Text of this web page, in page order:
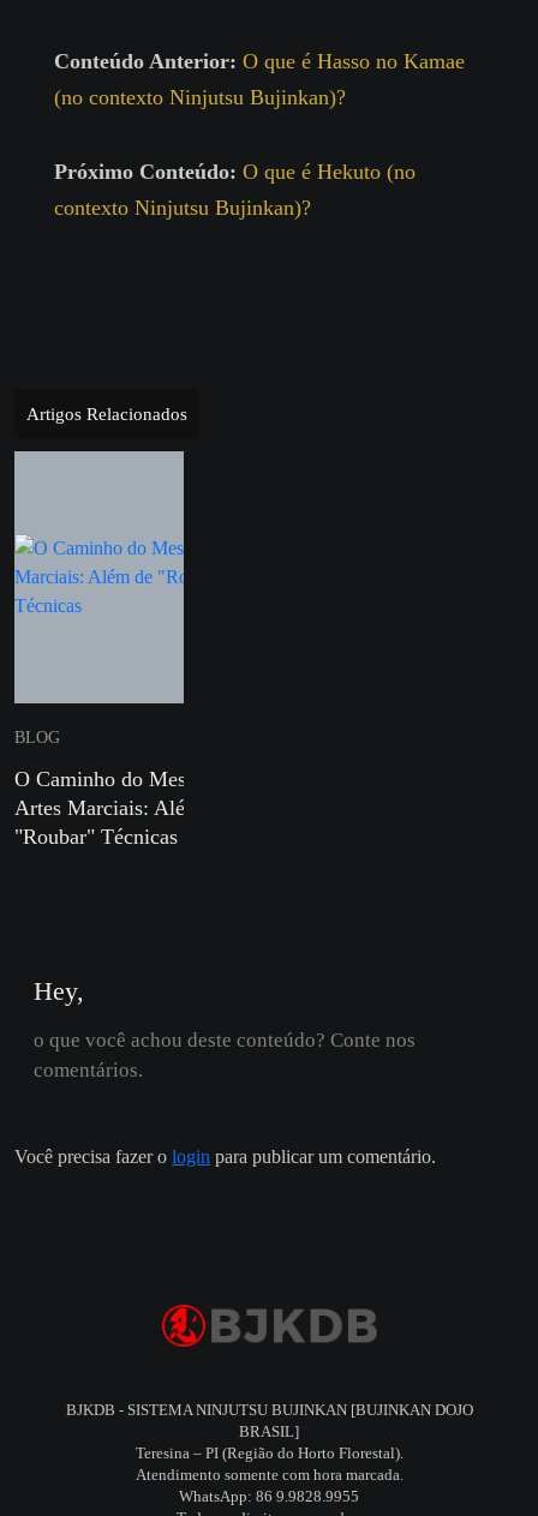
Conteúdo Anterior: O que é Hasso no Kamae
(no contexto Ninjutsu Bujinkan)?
Próximo Conteúdo: O que é Hekuto (no
contexto Ninjutsu Bujinkan)?
Artigos Relacionados
BLOG
O Caminho do Mestre em
Artes Marciais: Além de
"Roubar" Técnicas
Hey,
o que você achou deste conteúdo? Conte nos
comentários.
Você precisa fazer o login para publicar um comentário.
BJKDB - SISTEMA NINJUTSU BUJINKAN [BUJINKAN DOJO
BRASIL]
Teresina – PI (Região do Horto Florestal).
Atendimento somente com hora marcada.
WhatsApp: 86 9.9828.9955